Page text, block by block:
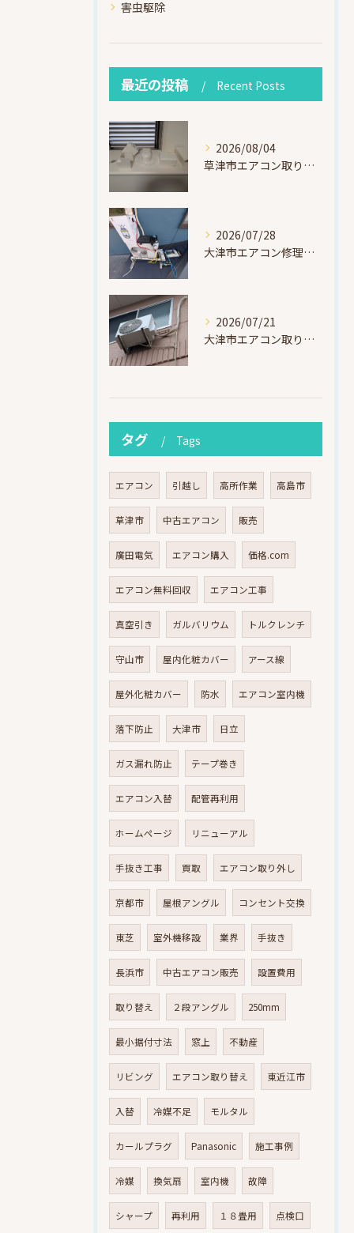
害虫駆除
最近の投稿 Recent Posts
2026/08/04
草津市エアコン取り付け｜お客様取り外し済・化粧カバー再利用（ダイキン S225ATES・アウルコート草津）
2026/07/28
大津市エアコン修理｜冷媒漏れを特定！高所作業で東芝RAS-F221ARTを修理・ガスチャージ
2026/07/21
大津市エアコン取り付け｜他社で断られたマンション3階の壁面アングル高所作業（ハイセンス HA-J22H-W・プレジーオビワコ）
タグ Tags
エアコン 引越し 高所作業 高島市
草津市 中古エアコン 販売
廣田電気 エアコン購入 価格.com
エアコン無料回収 エアコン工事
真空引き ガルバリウム トルクレンチ
守山市 屋内化粧カバー アース線
屋外化粧カバー 防水 エアコン室内機
落下防止 大津市 日立
ガス漏れ防止 テープ巻き
エアコン入替 配管再利用
ホームページ リニューアル
手抜き工事 買取 エアコン取り外し
京都市 屋根アングル コンセント交換
東芝 室外機移設 業界 手抜き
長浜市 中古エアコン販売 設置費用
取り替え ２段アングル 250mm
最小据付寸法 窓上 不動産
リビング エアコン取り替え 東近江市
入替 冷媒不足 モルタル
カールプラグ Panasonic 施工事例
冷媒 換気扇 室内機 故障
シャープ 再利用 １８畳用 点検口